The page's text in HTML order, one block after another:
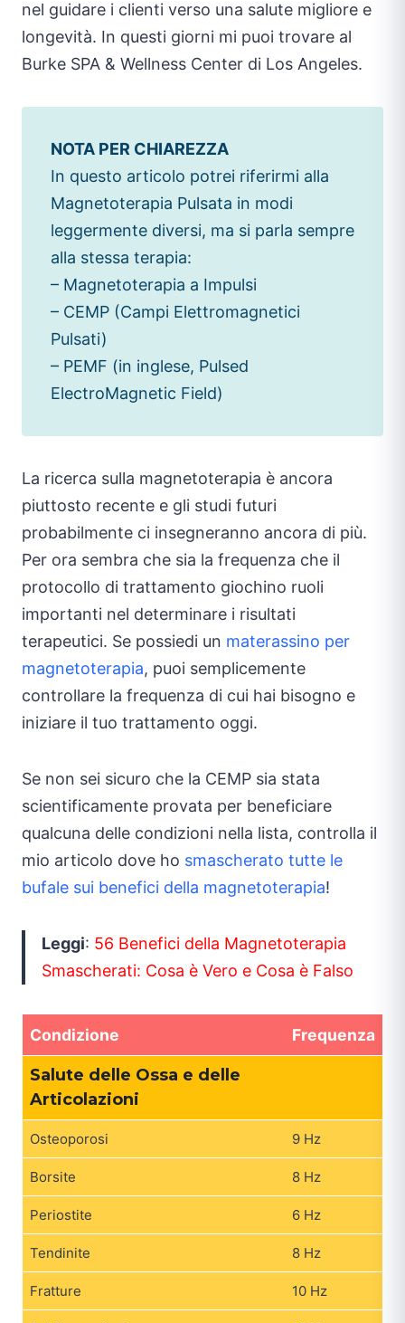
nel guidare i clienti verso una salute migliore e
longevità. In questi giorni mi puoi trovare al
Burke SPA & Wellness Center di Los Angeles.
NOTA PER CHIAREZZA
In questo articolo potrei riferirmi alla
Magnetoterapia Pulsata in modi
leggermente diversi, ma si parla sempre
alla stessa terapia:
– Magnetoterapia a Impulsi
– CEMP (Campi Elettromagnetici
Pulsati)
– PEMF (in inglese, Pulsed
ElectroMagnetic Field)
La ricerca sulla magnetoterapia è ancora
piuttosto recente e gli studi futuri
probabilmente ci insegneranno ancora di più.
Per ora sembra che sia la frequenza che il
protocollo di trattamento giochino ruoli
importanti nel determinare i risultati
terapeutici. Se possiedi un materassino per
magnetoterapia, puoi semplicemente
controllare la frequenza di cui hai bisogno e
iniziare il tuo trattamento oggi.
Se non sei sicuro che la CEMP sia stata
scientificamente provata per beneficiare
qualcuna delle condizioni nella lista, controlla il
mio articolo dove ho smascherato tutte le
bufale sui benefici della magnetoterapia!
Leggi: 56 Benefici della Magnetoterapia
Smascherati: Cosa è Vero e Cosa è Falso
Condizione Frequenza
Salute delle Ossa e delle
Articolazioni
Osteoporosi 9 Hz
Borsite 8 Hz
Periostite 6 Hz
Tendinite 8 Hz
Fratture 10 Hz